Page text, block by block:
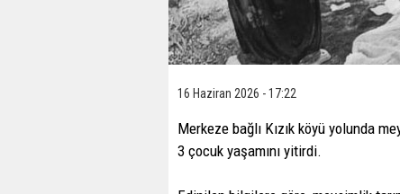
16 Haziran 2026 - 17:22
Merkeze bağlı Kızık köyü yolunda
3 çocuk yaşamını yitirdi.